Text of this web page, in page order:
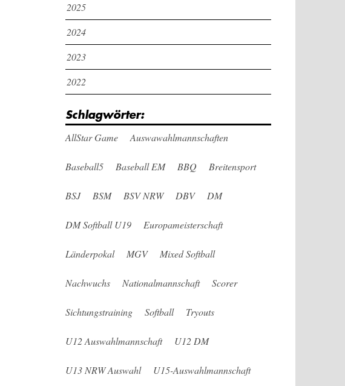
2025
2024
2023
2022
Schlagwörter:
AllStar Game Auswawahlmannschaften
Baseball5 Baseball EM BBQ Breitensport
BSJ BSM BSV NRW DBV DM
DM Softball U19 Europameisterschaft
Länderpokal MGV Mixed Softball
Nachwuchs Nationalmannschaft Scorer
Sichtungstraining Softball Tryouts
U12 Auswahlmannschaft U12 DM
U13 NRW Auswahl U15-Auswahlmannschaft